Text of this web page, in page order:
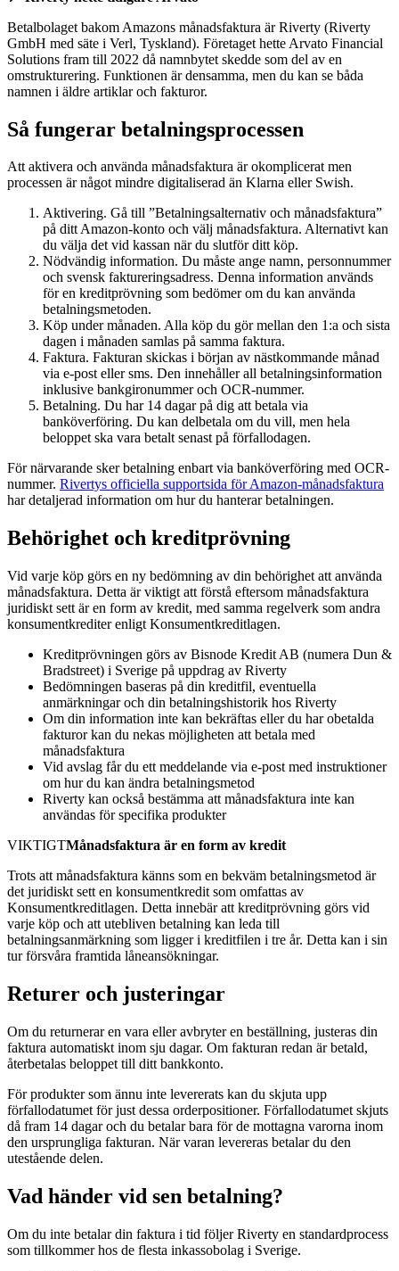
Betalbolaget bakom Amazons månadsfaktura är Riverty (Riverty
GmbH med säte i Verl, Tyskland). Företaget hette Arvato Financial
Solutions fram till 2022 då namnbytet skedde som del av en
omstrukturering. Funktionen är densamma, men du kan se båda
namnen i äldre artiklar och fakturor.
Så fungerar betalningsprocessen
Att aktivera och använda månadsfaktura är okomplicerat men
processen är något mindre digitaliserad än Klarna eller Swish.
Aktivering. Gå till ”Betalningsalternativ och månadsfaktura”
på ditt Amazon-konto och välj månadsfaktura. Alternativt kan
du välja det vid kassan när du slutför ditt köp.
Nödvändig information. Du måste ange namn, personnummer
och svensk faktureringsadress. Denna information används
för en kreditprövning som bedömer om du kan använda
betalningsmetoden.
Köp under månaden. Alla köp du gör mellan den 1:a och sista
dagen i månaden samlas på samma faktura.
Faktura. Fakturan skickas i början av nästkommande månad
via e-post eller sms. Den innehåller all betalningsinformation
inklusive bankgironummer och OCR-nummer.
Betalning. Du har 14 dagar på dig att betala via
banköverföring. Du kan delbetala om du vill, men hela
beloppet ska vara betalt senast på förfallodagen.
För närvarande sker betalning enbart via banköverföring med OCR-
nummer. Rivertys officiella supportsida för Amazon-månadsfaktura
har detaljerad information om hur du hanterar betalningen.
Behörighet och kreditprövning
Vid varje köp görs en ny bedömning av din behörighet att använda
månadsfaktura. Detta är viktigt att förstå eftersom månadsfaktura
juridiskt sett är en form av kredit, med samma regelverk som andra
konsumentkrediter enligt Konsumentkreditlagen.
Kreditprövningen görs av Bisnode Kredit AB (numera Dun &
Bradstreet) i Sverige på uppdrag av Riverty
Bedömningen baseras på din kreditfil, eventuella
anmärkningar och din betalningshistorik hos Riverty
Om din information inte kan bekräftas eller du har obetalda
fakturor kan du nekas möjligheten att betala med
månadsfaktura
Vid avslag får du ett meddelande via e-post med instruktioner
om hur du kan ändra betalningsmetod
Riverty kan också bestämma att månadsfaktura inte kan
användas för specifika produkter
VIKTIGTMånadsfaktura är en form av kredit
Trots att månadsfaktura känns som en bekväm betalningsmetod är
det juridiskt sett en konsumentkredit som omfattas av
Konsumentkreditlagen. Detta innebär att kreditprövning görs vid
varje köp och att utebliven betalning kan leda till
betalningsanmärkning som ligger i kreditfilen i tre år. Detta kan i sin
tur försvåra framtida låneansökningar.
Returer och justeringar
Om du returnerar en vara eller avbryter en beställning, justeras din
faktura automatiskt inom sju dagar. Om fakturan redan är betald,
återbetalas beloppet till ditt bankkonto.
För produkter som ännu inte levererats kan du skjuta upp
förfallodatumet för just dessa orderpositioner. Förfallodatumet skjuts
då fram 14 dagar och du betalar bara för de mottagna varorna inom
den ursprungliga fakturan. När varan levereras betalar du den
utestående delen.
Vad händer vid sen betalning?
Om du inte betalar din faktura i tid följer Riverty en standardprocess
som tillkommer hos de flesta inkassobolag i Sverige.